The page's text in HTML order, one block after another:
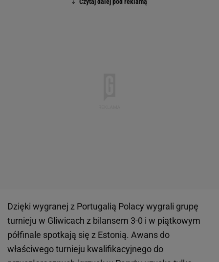
Dzięki wygranej z Portugalią Polacy wygrali grupę
turnieju w Gliwicach z bilansem 3-0 i w piątkowym
półfinale spotkają się z Estonią. Awans do
właściwego turnieju kwalifikacyjnego do